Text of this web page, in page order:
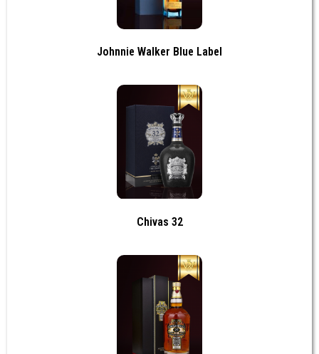
Johnnie Walker Blue Label
Chivas 32